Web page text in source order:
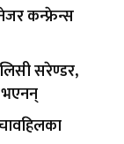
कन्फ्रेन्स
सरेण्डर,